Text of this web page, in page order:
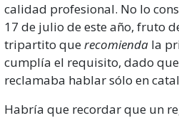
calidad profesional. No lo
17 de julio de este año, fruto
tripartito querecomienda la
cumplía el requisito, dado
reclamaba hablar sólo en
Habría que recordar que un